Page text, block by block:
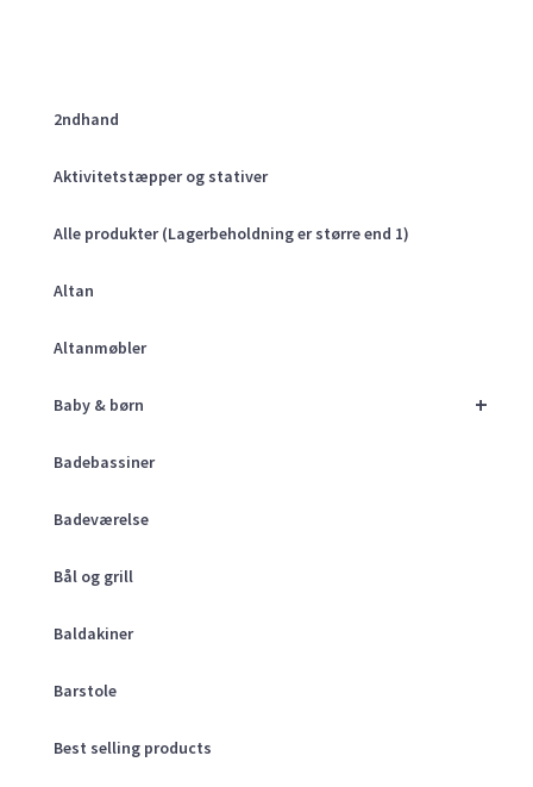
2ndhand
Aktivitetstæpper og stativer
Alle produkter (Lagerbeholdning er større end 1)
Altan
Altanmøbler
+
Baby & børn
Badebassiner
Badeværelse
Bål og grill
Baldakiner
Barstole
Best selling products